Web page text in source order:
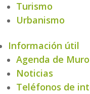
Turismo
Urbanismo
Información útil
Agenda de Muro
Noticias
Teléfonos de